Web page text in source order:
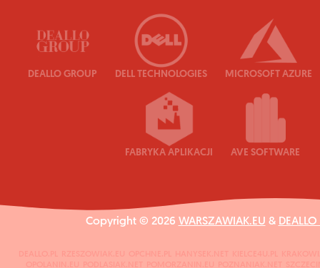
DEALLO GROUP DELL TECHNOLOGIES MICROSOFT AZURE
FABRYKA APLIKACJI AVE SOFTWARE
Copyright © 2026 WARSZAWIAK.EU &